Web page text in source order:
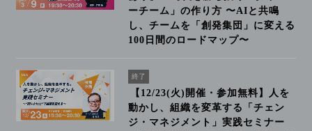
ーチーム」の作り方 〜AIと共鳴
し、チームを「創発集団」に変える
100日間のロードマップ〜
終了
【12/23(火)開催・参加無料】人を
動かし、組織を変革する「チェン
ジ・マネジメント」実践セミナー